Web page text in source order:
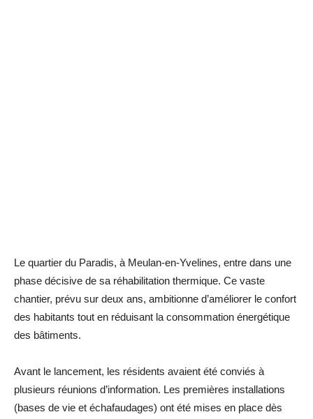
Le quartier du Paradis, à Meulan-en-Yvelines, entre dans une
phase décisive de sa réhabilitation thermique. Ce vaste
chantier, prévu sur deux ans, ambitionne d’améliorer le confort
des habitants tout en réduisant la consommation énergétique
des bâtiments.
Avant le lancement, les résidents avaient été conviés à
plusieurs réunions d’information. Les premières installations
(bases de vie et échafaudages) ont été mises en place dès